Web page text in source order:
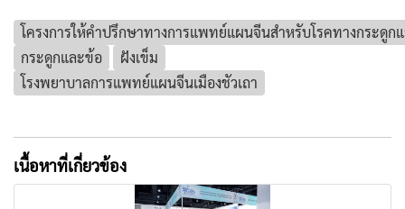
โครงการให้คำปรึกษาทางการแพทย์แผนจีนสำหรับโรคทางกระดู
กระดูกและข้อ
ฝังเข็ม
โรงพยาบาลการแพทย์แผนจีนเมืองชัวเถา
เนื้อหาที่เกี่ยวข้อง